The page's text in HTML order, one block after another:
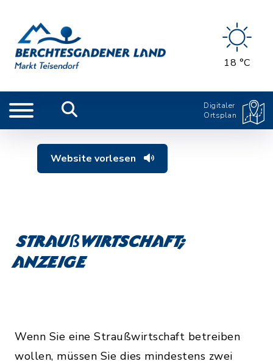
18 °C
Digitaler
Ortsplan
Website vorlesen
Straußwirtschaft;
Anzeige
Wenn Sie eine Straußwirtschaft betreiben
wollen, müssen Sie dies mindestens zwei